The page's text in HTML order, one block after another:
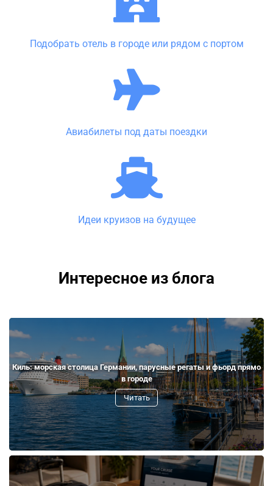
Подобрать отель в городе или рядом с портом
Авиабилеты под даты поездки
Идеи круизов на будущее
Интересное из блога
Киль: морская столица Германии, парусные регаты и фьорд прямо
в городе
Читать